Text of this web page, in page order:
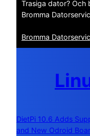
Trasiga dator? Och
Bromma
Bromma
DietPi 10.6 Adds
and New Odroid